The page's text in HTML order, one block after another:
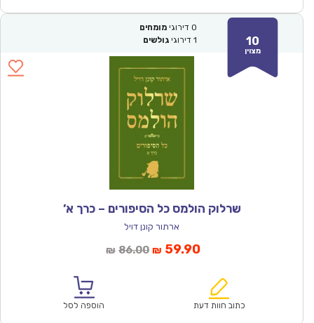
10
מצוין
0 דירוגי מומחים
1 דירוגי גולשים
שרלוק הולמס כל הסיפורים – כרך א’
ארתור קונן דויל
₪ 86.00המחיר
₪86.00.
₪ 59.90המחיר
הוא:
כתוב חוות דעת הוספה לסל